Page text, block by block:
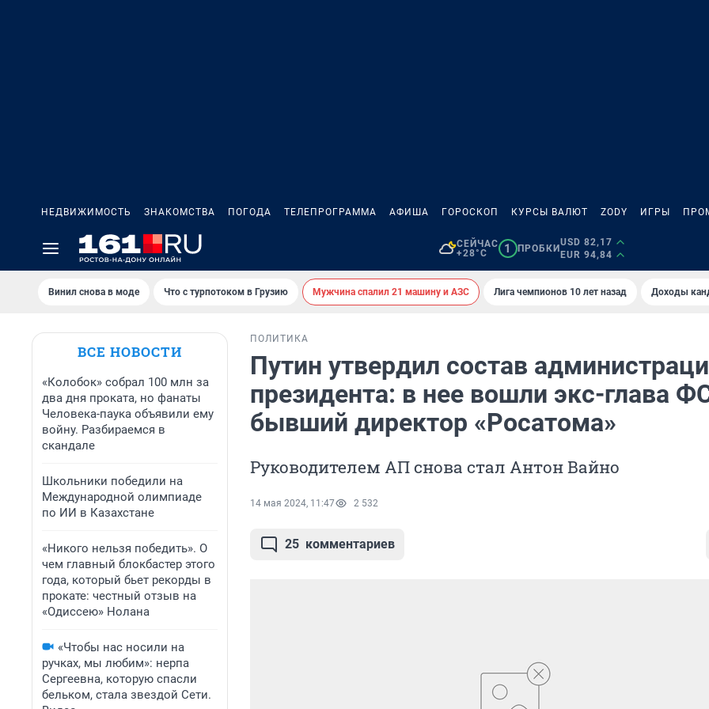
НЕДВИЖИМОСТЬ ЗНАКОМСТВА ПОГОДА ТЕЛЕПРОГРАММА АФИША ГОРОСКОП КУРСЫ ВАЛЮТ ZODY ИГРЫ
СЕЙЧАС
+28°C
1 ПРОБКИ
USD 82,17
EUR 94,84
Винил снова в моде Что с турпотоком в Грузию Мужчина спалил 21 машину и АЗС Лига чемпионов 10 лет назад Доходы
ВСЕ НОВОСТИ
«Колобок» собрал 100 млн за
два дня проката, но фанаты
Человека-паука объявили ему
войну. Разбираемся в
скандале
Школьники победили на
Международной олимпиаде
по ИИ в Казахстане
«Никого нельзя победить». О
чем главный блокбастер этого
года, который бьет рекорды в
прокате: честный отзыв на
«Одиссею» Нолана
«Чтобы нас носили на
ручках, мы любим»: нерпа
Сергеевна, которую спасли
бельком, стала звездой Сети.
ПОЛИТИКА
Путин утвердил состав
президента: в нее вошли экс-глава
бывший директор «Росатома»
Руководителем АП снова стал Антон Вайно
14 мая 2024, 11:47 2 532
25 комментариев